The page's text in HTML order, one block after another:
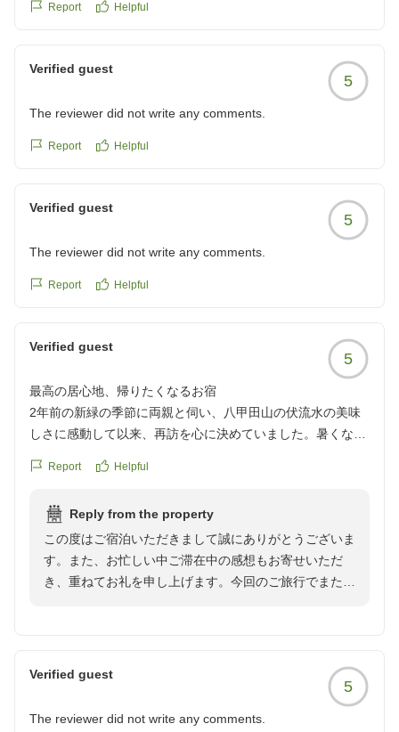
Report Helpful
Verified guest
5
The reviewer did not write any comments.
Report Helpful
Verified guest
5
The reviewer did not write any comments.
Report Helpful
Verified guest
5
最高の居心地、帰りたくなるお宿
2年前の新緑の季節に両親と伺い、八甲田山の伏流水の美味
しさに感動して以来、再訪を心に決めていました。暑くなる
た。
酷暑の東京との気温差は実にマイナス10度。
原生林の葉音だけを聞きながら、お部屋でのんびりと過ごし
たり、オーセンティックなラウンジで本を読んだり、清潔に
保たれた温泉に浸かりに行ったり、飽きさせない工夫のされ
泊の醍醐味。今回は本鮪の一皿と、スズキの一皿が大好きで
ひとり滞在でも心地よく過ごせる雰囲気と、手ぶらでOKな
Report Helpful
Reply from the property
この度はご宿泊いただきまして誠にありがとうございま
す。また、お忙しい中ご滞在中の感想もお寄せいただ
き、重ねてお礼を申し上げます。今回のご旅行でまた八
段の暑さ、忙しさから離れ自分だけの贅沢な時間をお過
お食事に関してはご夕食がフレンチと和食があり、ぜひ
Verified guest
5
The reviewer did not write any comments.